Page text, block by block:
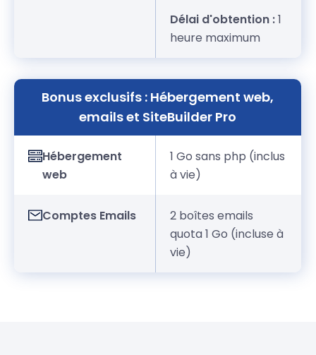
Délai d'obtention :1
heure maximum
Bonus exclusifs : Hébergement web,
emails et SiteBuilder Pro
Hébergement
web
1 Go sans php (inclus
à vie)
Comptes Emails
2 boîtes emails
quota 1 Go (incluse à
vie)